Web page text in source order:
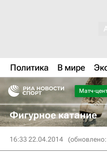
Политика В мире
Матч-
Фигурное катание
16:33 22.04.2014